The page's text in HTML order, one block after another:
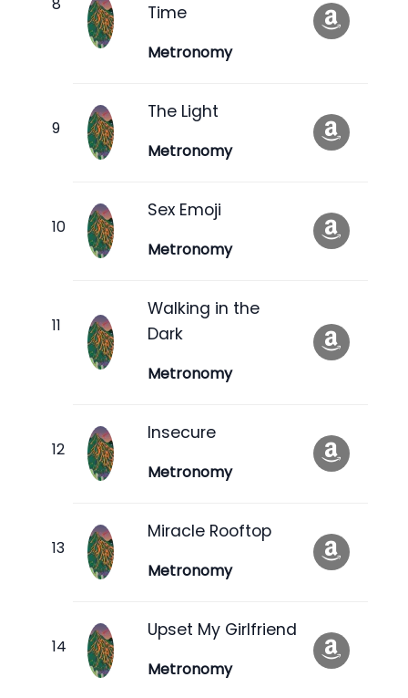
Time
Metronomy
The Light
Metronomy
Sex Emoji
Metronomy
Walking in the
Dark
Metronomy
Insecure
Metronomy
Miracle Rooftop
Metronomy
Upset My Girlfriend
Metronomy